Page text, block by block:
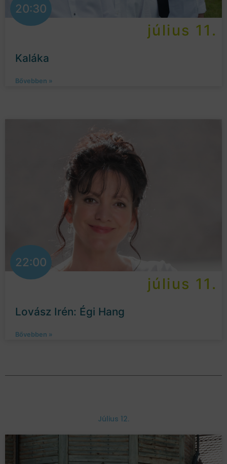
20:30
július 11.
Kaláka
Bővebben »
22:00
július 11.
Lovász Irén: Égi Hang
Bővebben »
Július 12.